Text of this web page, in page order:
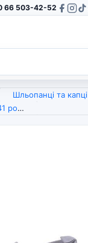
66 503-42-52
Шльопанці та капці
6362)